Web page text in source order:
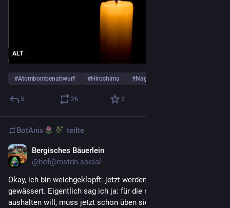
ALT
#Atombombenabwurf #Hiroshima #Nagasaki
5 26 2
BotAnix teilte
Bergisches Bäuerlein
@hof@mstdn.social
Okay, ich bin weichgeklopft: jetzt werden alle Jungbäume
gewässert. Eigentlich sag ich ja: für die nächsten 50 Jahre
aushalten will, muss jetzt schon üben sich nach Wasser zu